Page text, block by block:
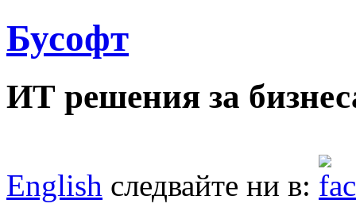
Бусофт
ИТ решения за
English следвайте ни в: